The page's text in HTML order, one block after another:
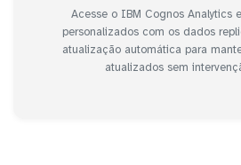
Acesse o IBM Cognos Analytics
personalizados com os dados
atualização automática para
atualizados sem